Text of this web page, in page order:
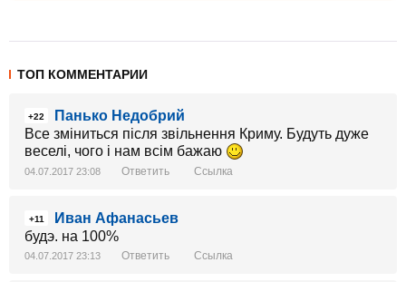
ТОП КОММЕНТАРИИ
+22
Панько Недобрий
Все зміниться після звільнення Криму. Будуть дуже
веселі, чого і нам всім бажаю
04.07.2017 23:08 Ответить Ссылка
+11
Иван Афанасьев
будэ. на 100%
04.07.2017 23:13 Ответить Ссылка